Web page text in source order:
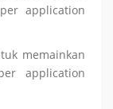
application
memainkan
application